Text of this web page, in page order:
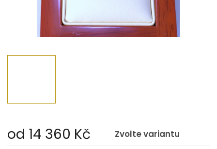
od 14 360 Kč Zvolte variantu